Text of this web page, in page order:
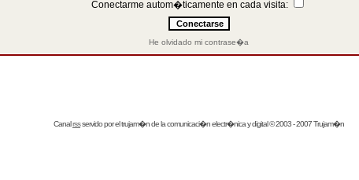
Conectarme autom�ticamente en cada visita:
He olvidado mi contrase�a
Canalrssservido por eltrujam�nde la comunicaci�n electr�nica y digital © 2003 - 2007 Trujam�n